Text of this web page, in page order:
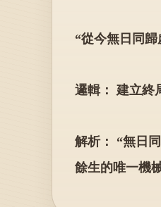
“從今無日同
邏輯： 建立終
解析： “無日
餘生的唯一機